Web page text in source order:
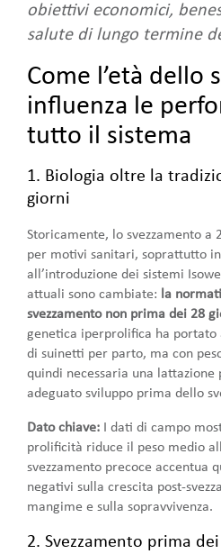
obiettivi economici,
salute di lungo termine
Come l’età dello
influenza le
tutto il sistema
1. Biologia oltre la
giorni
Storicamente, lo svezzamento a
per motivi sanitari, soprattutto in
all’introduzione dei sistemi
attuali sono cambiate: la
svezzamento non prima dei 28
genetica iperprolifica ha portato
di suinetti per parto, ma con
quindi necessaria una
adeguato sviluppo prima dello
Dato chiave: I dati di campo
prolificità riduce il peso medio
svezzamento precoce accentua
negativi sulla crescita post-
mangime e sulla sopravvivenza.
2. Svezzamento prima